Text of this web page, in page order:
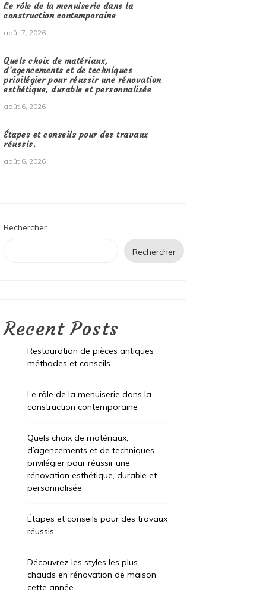
et conseils pour des
réussis.
Le rôle de la menuiserie dans la
construction contemporaine
août 7, 2026
Quels choix de matériaux,
d’agencements et de techniques
privilégier pour réussir une rénovation
esthétique, durable et personnalisée
août 6, 2026
Étapes et conseils pour des travaux
réussis.
août 6, 2026
Rechercher
Rechercher
Recent Posts
Restauration de pièces antiques :
méthodes et conseils
Le rôle de la menuiserie dans la
construction contemporaine
Quels choix de matériaux,
d’agencements et de techniques
privilégier pour réussir une
rénovation esthétique, durable et
personnalisée
Étapes et conseils pour des travaux
réussis.
Découvrez les styles les plus
chauds en rénovation de maison
cette année.